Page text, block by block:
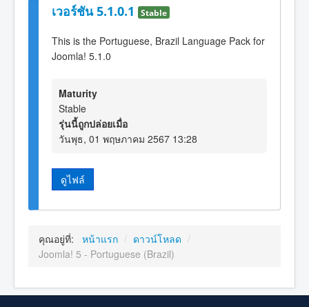
เวอร์ชัน 5.1.0.1 Stable
This is the Portuguese, Brazil Language Pack for
Joomla! 5.1.0
Maturity
Stable
รุ่นนี้ถูกปล่อยเมื่อ
วันพุธ, 01 พฤษภาคม 2567 13:28
ดูไฟล์
คุณอยู่ที่: หน้าแรก / ดาวน์โหลด /
Joomla! 5 - Portuguese (Brazil)